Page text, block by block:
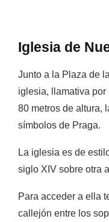
Iglesia de
Junto a la Plaza de
iglesia, llamativa por
80 metros de altura,
símbolos de Praga.
La iglesia es de
siglo XIV sobre otra
Para acceder a ella
callejón entre los